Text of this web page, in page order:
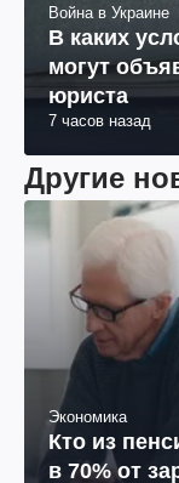
Война в Украине
В каких
могут
юриста
7 часов назад
Другие
Экономика
Кто из
в 70% от